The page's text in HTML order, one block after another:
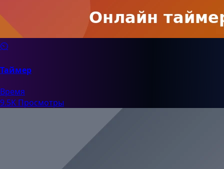
⏲️
Таймер
Время
9.5K Просмотры